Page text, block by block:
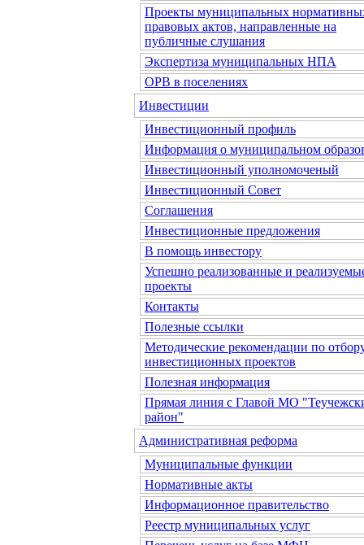
Проекты муниципальных
правовых актов, направленные на
публичные слушания
Экспертиза муниципальных НПА
ОРВ в поселениях
Инвестиции
Инвестиционный профиль
Информация о муниципальном
Инвестиционный уполномоченый
Инвестиционный Совет
Соглашения
Инвестиционные предложения
В помощь инвестору
Успешно реализованные и
проекты
Контакты
Полезные ссылки
Методические рекомендации по
инвестиционных проектов
Полезная информация
Прямая линия с Главой МО
район"
Административная реформа
Муниципальные функции
Нормативные акты
Информационное правительство
Реестр муниципальных услуг